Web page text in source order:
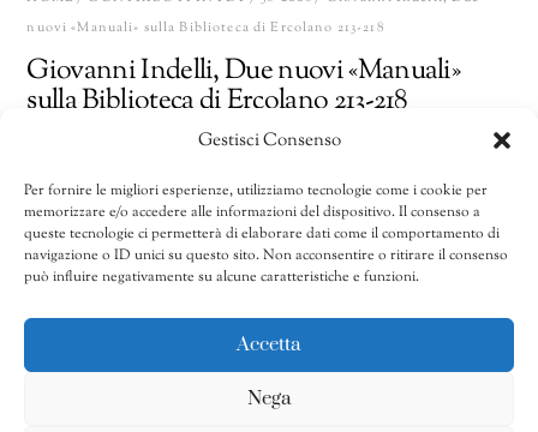
Gestisci Consenso
Per fornire le migliori esperienze, utilizziamo tecnologie come i cookie per
memorizzare e/o accedere alle informazioni del dispositivo. Il consenso a
queste tecnologie ci permetterà di elaborare dati come il comportamento di
navigazione o ID unici su questo sito. Non acconsentire o ritirare il consenso
può influire negativamente su alcune caratteristiche e funzioni.
Accetta
Nega
nuovi «Manuali» sulla Biblioteca di Ercolano 213-218
Giovanni Indelli, Due nuovi «Manuali»
sulla Biblioteca di Ercolano 213-218
Giovanni
Indelli,
Due
nuovi
sulla
AGGIUNGI AL CARRELLO Share
CATEGORIE:32/2002-40/2010,36-2006,Contributi in pdf